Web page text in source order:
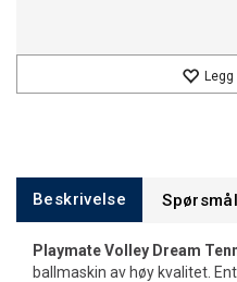
Beskrivelse
Playmate Volley Dream
ballmaskin av høy kvalitet.